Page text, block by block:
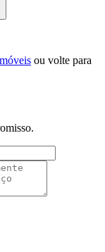
ou volte para